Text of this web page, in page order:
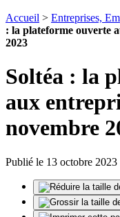
Accueil > Entreprises,
: la plateforme ouverte
2023
Soltéa : la
aux
novembre
Publié le 13 octobre